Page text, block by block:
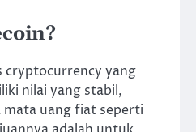
cryptocurrency yang
nilai yang stabil,
mata uang fiat seperti